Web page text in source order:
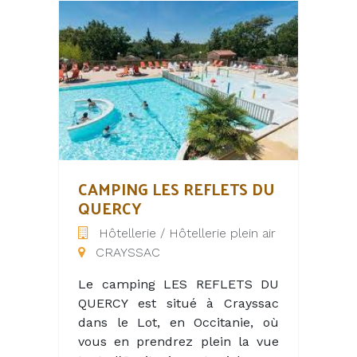
vallée… Immergez-vous dans
une bulle le temps de votre
séjour.
Prenez un bol d’air frais et
partez explorer les alentours à
vélos ou profitez de notre
espace pétanque.
Surprenez vos papilles avec un
détour au sein notre Restaurant
notre Carte de spécialités
régionales, réalisée à partir de
produits frais et locaux. Le tout
à déguster avec une vue
l’Ouysse.
CAMPING LES REFLETS DU
QUERCY
Hôtellerie / Hôtellerie plein air
CRAYSSAC
Le camping LES REFLETS DU
QUERCY est situé à Crayssac
dans le Lot, en Occitanie, où
vous en prendrez plein la vue